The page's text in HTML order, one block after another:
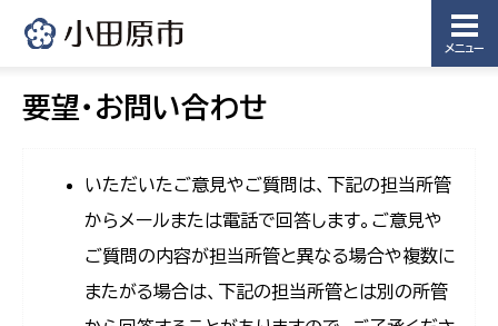
メニュー
要望・お問い合わせ
いただいたご意見やご質問は、下記の担当所管
からメールまたは電話で回答します。ご意見や
ご質問の内容が担当所管と異なる場合や複数に
またがる場合は、下記の担当所管とは別の所管